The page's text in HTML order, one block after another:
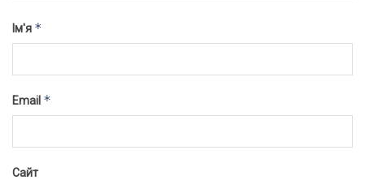
Ім'я *
Email *
Сайт